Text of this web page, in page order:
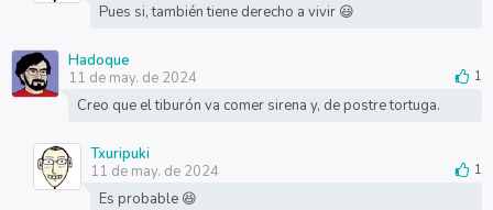
Pues si, también tiene derecho a vivir 😃
Hadoque
11 de may. de 2024
1
Creo que el tiburón va comer sirena y, de postre tortuga.
Txuripuki
11 de may. de 2024
1
Es probable 😆